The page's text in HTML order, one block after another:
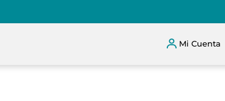
Mi Cuenta